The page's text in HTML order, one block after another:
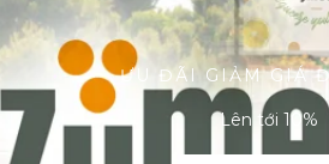
ƯU ĐÃI GIẢM GIÁ
Lên tới 10%